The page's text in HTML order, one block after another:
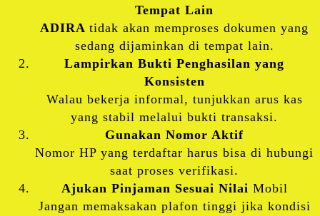
Tempat Lain
ADIRA tidak akan memproses dokumen yang
sedang dijaminkan di tempat lain.
Lampirkan Bukti Penghasilan yang
Konsisten
Walau bekerja informal, tunjukkan arus kas
yang stabil melalui bukti transaksi.
Gunakan Nomor Aktif
Nomor HP yang terdaftar harus bisa di hubungi
saat proses verifikasi.
Ajukan Pinjaman Sesuai Nilai Mobil
Jangan memaksakan plafon tinggi jika kondisi